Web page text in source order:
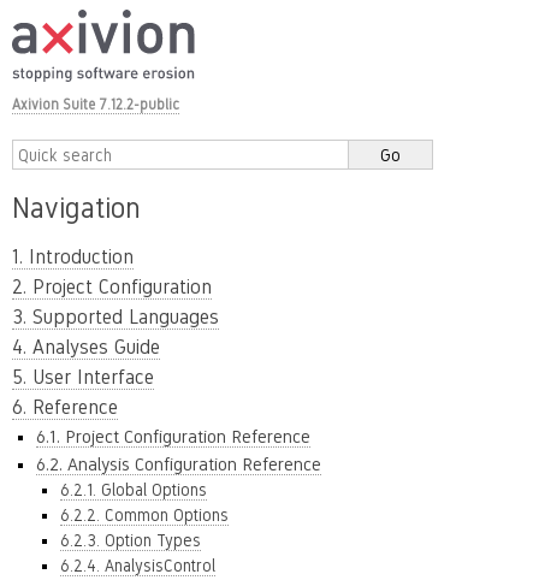
Axivion Suite 7.12.2-public
Navigation
1. Introduction
2. Project Configuration
3. Supported Languages
4. Analyses Guide
5. User Interface
6. Reference
6.1. Project Configuration Reference
6.2. Analysis Configuration Reference
6.2.1. Global Options
6.2.2. Common Options
6.2.3. Option Types
6.2.4. AnalysisControl